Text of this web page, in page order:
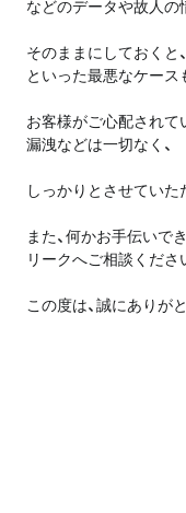
などのデータや故人の
そのままにしておくと
といった最悪なケース
お客様がご心配されて
漏洩などは一切なく、
しっかりとさせていた
また、何かお手伝いで
リークへご相談くださ
この度は、誠にありが